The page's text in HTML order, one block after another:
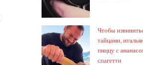
Чтобы
тайцами,
пиццу с
спагетти